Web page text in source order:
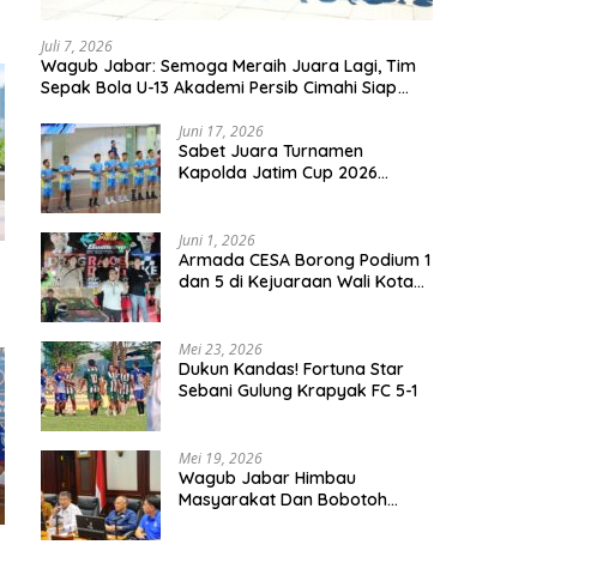
Pemeliharaan Kali Lubawang
Miliar Disorot Warga
SEWA LAPAK KULINER HANYA RP
Juli 7, 2026
Wagub Jabar: Semoga Meraih Juara Lagi, Tim
Sepak Bola U-13 Akademi Persib Cimahi Siap
Juni 17, 2026
Sabet Juara Turnamen
Kapolda Jatim Cup 2026
Membanggakan
Juni 1, 2026
Armada CESA Borong Podium 1
dan 5 di Kejuaraan Wali Kota
Mei 23, 2026
Dukun Kandas! Fortuna Star
Sebani Gulung Krapyak FC 5-1
Mei 19, 2026
Wagub Jabar Himbau
Masyarakat Dan Bobotoh